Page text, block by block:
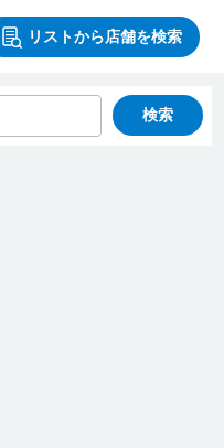
リストから店舗を検索
検索